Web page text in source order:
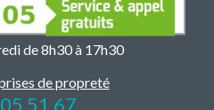
de 8h30 à 17h30
de propreté
51 67